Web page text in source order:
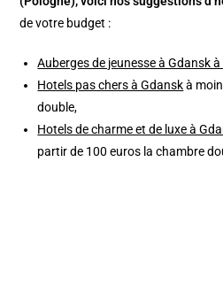
de votre budget :
Auberges de jeunesse à Gdansk
Hotels pas chers à Gdanskà
double,
Hotels de charme et de luxe à
partir de 100 euros la chambre